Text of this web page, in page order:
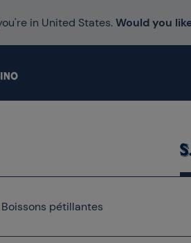
in United States.Would you
Boissons pétillantes